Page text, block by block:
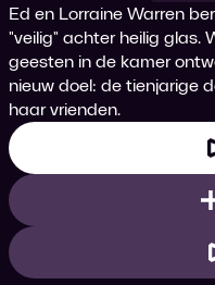
Ed en Lorraine Warren
"veilig" achter heilig glas.
geesten in de kamer
nieuw doel: de tienjarige
haar vrienden.